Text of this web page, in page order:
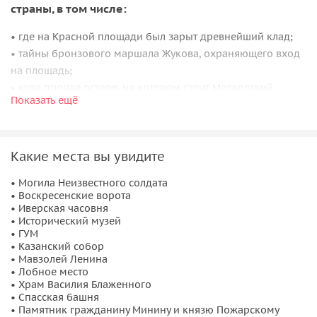
страны, в том числе:
• где на Красной площади был зарыт древнейший клад;
• тайны бронзового маршала Жукова, охраняющего вход
на площадь;
Кремль ;
• где здесь делали деньги и где сейчас их выбрасывают;
• как от Красной площади пройти к чёрту на кулички.
Показать ещё
Какие места вы увидите
• Могила Неизвестного солдата
• Воскресенские ворота
• Иверская часовня
• Исторический музей
• ГУМ
• Казанский собор
• Мавзолей Ленина
• Лобное место
• Храм Василия Блаженного
• Спасская башня
• Памятник гражданину Минину и князю Пожарскому